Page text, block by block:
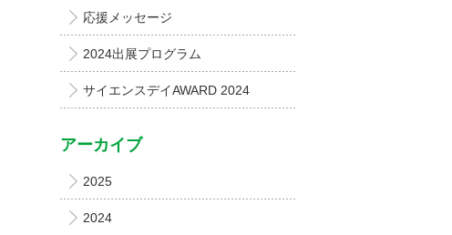
応援メッセージ
2024出展プログラム
サイエンスデイAWARD 2024
アーカイブ
2025
2024